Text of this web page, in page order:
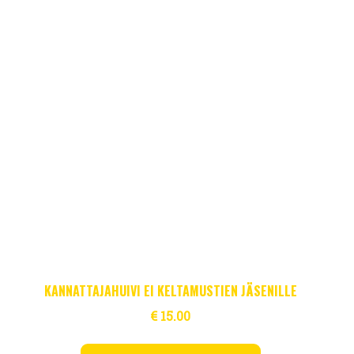
KANNATTAJAHUIVI EI KELTAMUSTIEN JÄSENILLE
€15.00